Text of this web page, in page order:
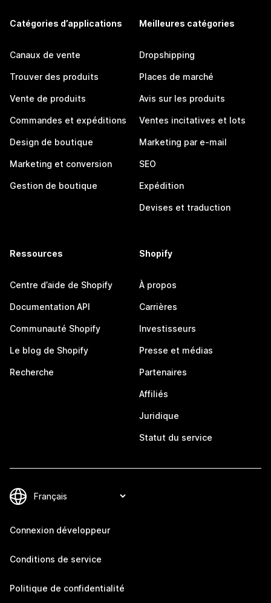
Catégories d’applications
Canaux de vente
Trouver des produits
Vente de produits
Commandes et expéditions
Design de boutique
Marketing et conversion
Gestion de boutique
Meilleures catégories
Dropshipping
Places de marché
Avis sur les produits
Ventes incitatives et lots
Marketing par e-mail
SEO
Expédition
Devises et traduction
Ressources
Centre d’aide de Shopify
Documentation API
Communauté Shopify
Le blog de Shopify
Recherche
Shopify
À propos
Carrières
Investisseurs
Presse et médias
Partenaires
Affiliés
Juridique
Statut du service
Connexion développeur
Conditions de service
Politique de confidentialité